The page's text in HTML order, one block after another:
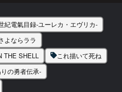
紀電氣目録-ユーレカ・エヴリカ-
よならララ
THE SHELL
これ描いて死ね
の勇者伝承-